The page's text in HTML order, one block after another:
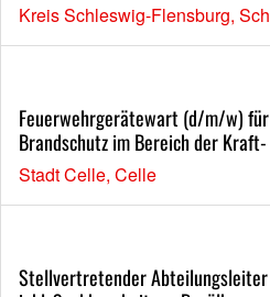
Kreis Schleswig-Flensburg,
Feuerwehrgerätewart (d/m/w)
Brandschutz im Bereich der
Stadt Celle, Celle
Stellvertretender